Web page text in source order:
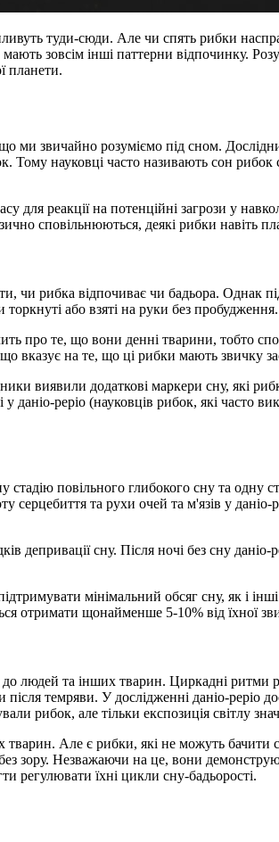
туди-сюди. Але чи спять рибки
зовсім інші паттерни відпочинку.
планети.
ми звичайно розуміємо під сном.
Тому науковці часто називають сон
для реакції на потенційні загрози у
сповільнюються, деякі рибки навіть
чи рибка відпочиває чи бадьора. Однак
або взяті на руки без пробудження.
про те, що вони денні тварини, тобто
вказує на те, що ці рибки мають звичку
виявили додаткові маркери сну, які
реріо (науковців рибок, які часто
стадію повільного глибокого сну та
та рухи очей та м'язів у даніо-
депривації сну. Після ночі без сну
мінімальний обсяг сну, як і
отримати щонайменше 5-10% від їхної
людей та інших тварин. Циркадні ритми
темряви. У дослідженні даніо-реріо
рибок, але тільки експозиція світлу
Але є рибки, які не можуть бачити
зору. Незважаючи на це, вони
регулювати їхні цикли сну-бадьорості.